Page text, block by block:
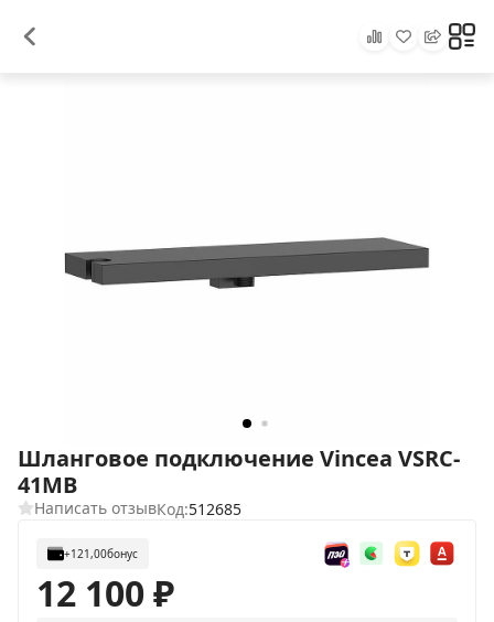
Шланговое подключение Vincea VSRC-
41MB
Написать отзывКод:512685
+121,00бонус
12 100₽